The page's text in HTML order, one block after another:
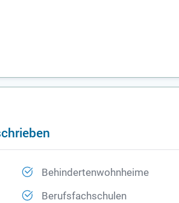
Behindertenwohnheime
Berufsfachschulen